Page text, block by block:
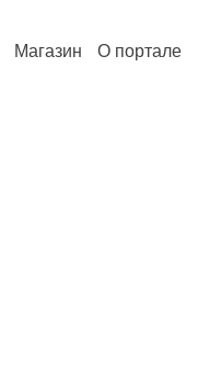
Магазин О портале